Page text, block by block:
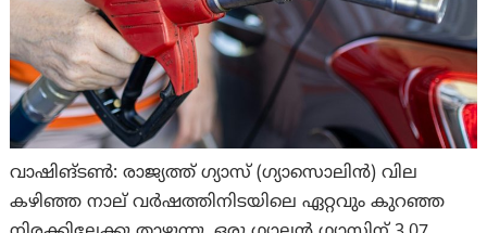
വാഷിങ്ടൺ: രാജ്യത്ത് ഗ്യാസ് (ഗ്യാസൊലിൻ) വില
കഴിഞ്ഞ നാല് വർഷത്തിനിടയിലെ ഏറ്റവും കുറഞ്ഞ